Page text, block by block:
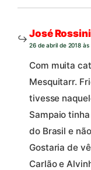
José
26 de abril de 2018 às
Com muita
Mesquitarr.
tivesse
Sampaio
do Brasil e
Gostaria de
Carlão e